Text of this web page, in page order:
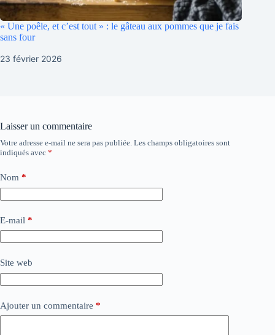
« Une poêle, et c’est tout » : le gâteau aux pommes que je fais
sans four
23 février 2026
Laisser un commentaire
Votre adresse e-mail ne sera pas publiée. Les champs obligatoires sont
indiqués avec *
Nom *
E-mail *
Site web
Ajouter un commentaire *